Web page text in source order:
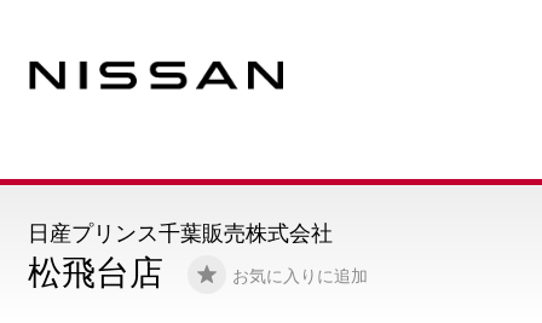
松飛台店 お気に入りに追加
日産プリンス千葉販売株式会社